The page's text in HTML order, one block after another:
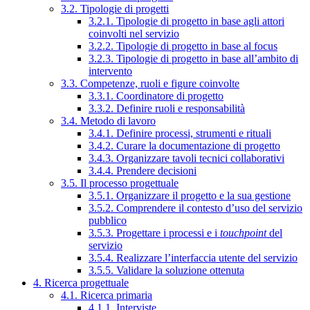
3.2. Tipologie di progetti
3.2.1. Tipologie di progetto in base agli attori
coinvolti nel servizio
3.2.2. Tipologie di progetto in base al focus
3.2.3. Tipologie di progetto in base all’ambito di
intervento
3.3. Competenze, ruoli e figure coinvolte
3.3.1. Coordinatore di progetto
3.3.2. Definire ruoli e responsabilità
3.4. Metodo di lavoro
3.4.1. Definire processi, strumenti e rituali
3.4.2. Curare la documentazione di progetto
3.4.3. Organizzare tavoli tecnici collaborativi
3.4.4. Prendere decisioni
3.5. Il processo progettuale
3.5.1. Organizzare il progetto e la sua gestione
3.5.2. Comprendere il contesto d’uso del servizio
pubblico
3.5.3. Progettare i processi e i touchpointdel
servizio
3.5.4. Realizzare l’interfaccia utente del servizio
3.5.5. Validare la soluzione ottenuta
4. Ricerca progettuale
4.1. Ricerca primaria
4.1.1. Interviste